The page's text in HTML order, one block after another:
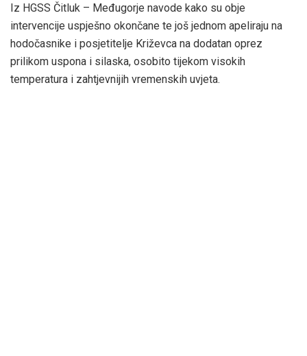
Iz HGSS Čitluk – Međugorje navode kako su obje
intervencije uspješno okončane te još jednom apeliraju na
hodočasnike i posjetitelje Križevca na dodatan oprez
prilikom uspona i silaska, osobito tijekom visokih
temperatura i zahtjevnijih vremenskih uvjeta.